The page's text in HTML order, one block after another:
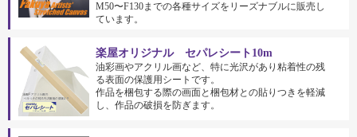
M50〜F130までの各種サイズをリーズナブルに販売し
ています。
楽屋オリジナル セパレシート10m
油彩画やアクリル画など、特に光沢があり粘着性の残
る表面の保護用シートです。
作品を梱包する際の画面と梱包材との貼りつきを軽減
し、作品の破損を防ぎます。